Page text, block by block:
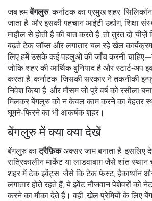
जब हमबेंगलुरु,कर्नाटक का प्रमुख शहर,
जाता है, और इसकी पहचान आईटी उद्योग, शिक्षा
माहौल से होती हैकी बात करते हैं, तो तुरंत दो चीज़ें
बढ़ते टेक जॉब्स और लगातार चल रहे खेल
लिए हमें उसके कई पहलुओं की जाँच करनी
जोकि शहर की आर्थिक बुनियाद है और स्टार्ट‑अप
करता है,कर्नाटक,जिसकी सरकार ने तकनीकी
निवेश किया है, और मौसम जो पूरे वर्ष को रसीला
मिलकर बेंगलुरु को न केवल काम करने का बेहतर
घूमने‑फिरने का भी आकर्षक शहर।
बेंगलुरु में क्या क्या देखें
बेंगलुरु काट्रैफ़िकअक्सर जाम बनाता है, इसलिए
रात्रिकालीन मार्केट या लाडवाबाग़ जैसे शांत
शहर मेंटेक इवेंट्स,जैसे कि टेक फेस्ट, हैकाथॉन और
लगातार होते रहते हैं; ये इवेंट नौजवान पेशेवरों को
करने का मौका देते हैं। वहीं, खेल प्रेमियों के लिए